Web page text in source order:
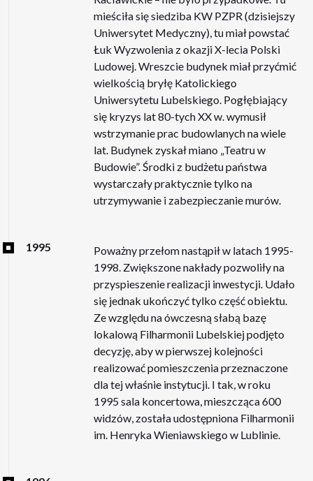
mieściła się siedziba KW PZPR (dzisiejszy
Uniwersytet Medyczny), tu miał powstać
Łuk Wyzwolenia z okazji X-lecia Polski
Ludowej. Wreszcie budynek miał przyćmić
wielkością bryłę Katolickiego
Uniwersytetu Lubelskiego. Pogłębiający
się kryzys lat 80-tych XX w. wymusił
wstrzymanie prac budowlanych na wiele
lat. Budynek zyskał miano „Teatru w
Budowie”. Środki z budżetu państwa
wystarczały praktycznie tylko na
utrzymywanie i zabezpieczanie murów.
1995
Poważny przełom nastąpił w latach 1995-
1998. Zwiększone nakłady pozwoliły na
przyspieszenie realizacji inwestycji. Udało
się jednak ukończyć tylko część obiektu.
Ze względu na ówczesną słabą bazę
lokalową Filharmonii Lubelskiej podjęto
decyzję, aby w pierwszej kolejności
realizować pomieszczenia przeznaczone
dla tej właśnie instytucji. I tak, w roku
1995 sala koncertowa, mieszcząca 600
widzów, została udostępniona Filharmonii
im. Henryka Wieniawskiego w Lublinie.